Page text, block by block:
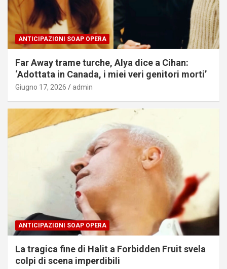
ANTICIPAZIONI SOAP OPERA
Far Away trame turche, Alya dice a Cihan:
‘Adottata in Canada, i miei veri genitori morti’
Giugno 17, 2026 admin
ANTICIPAZIONI SOAP OPERA
La tragica fine di Halit a Forbidden Fruit svela
colpi di scena imperdibili